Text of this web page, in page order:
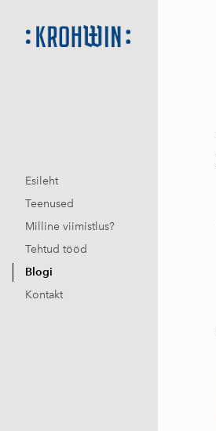
Esileht
Teenused
Milline viimistlus?
Tehtud tööd
Blogi
Kontakt